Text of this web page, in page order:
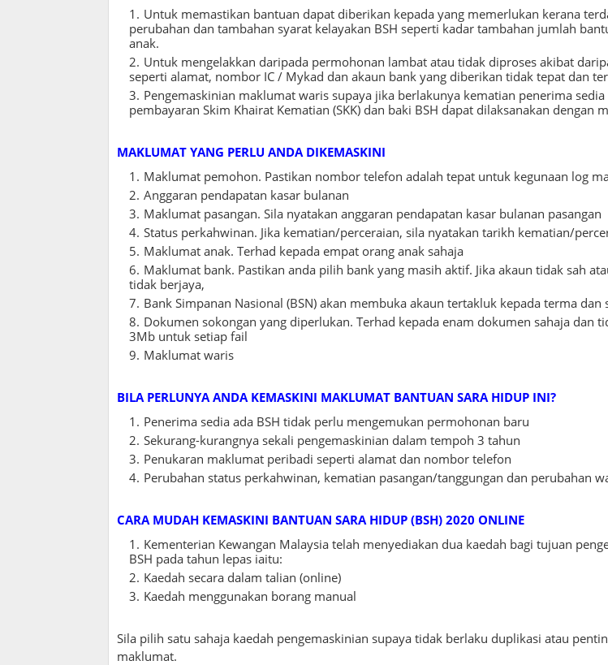
Untuk memastikan bantuan dapat diberikan kepada yang memerlukan kerana
perubahan dan tambahan syarat kelayakan BSH seperti kadar tambahan jumlah
anak.
Untuk mengelakkan daripada permohonan lambat atau tidak diproses akibat
seperti alamat, nombor IC / Mykad dan akaun bank yang diberikan tidak tepat dan
Pengemaskinian maklumat waris supaya jika berlakunya kematian penerima sedia
pembayaran Skim Khairat Kematian (SKK) dan baki BSH dapat dilaksanakan dengan
MAKLUMAT YANG PERLU ANDA DIKEMASKINI
Maklumat pemohon. Pastikan nombor telefon adalah tepat untuk kegunaan log
Anggaran pendapatan kasar bulanan
Maklumat pasangan. Sila nyatakan anggaran pendapatan kasar bulanan pasangan
Status perkahwinan. Jika kematian/perceraian, sila nyatakan tarikh kematian/
Maklumat anak. Terhad kepada empat orang anak sahaja
Maklumat bank. Pastikan anda pilih bank yang masih aktif. Jika akaun tidak sah
tidak berjaya,
Bank Simpanan Nasional (BSN) akan membuka akaun tertakluk kepada terma dan
Dokumen sokongan yang diperlukan. Terhad kepada enam dokumen sahaja dan
3Mb untuk setiap fail
Maklumat waris
BILA PERLUNYA ANDA KEMASKINI MAKLUMAT BANTUAN SARA HIDUP INI?
Penerima sedia ada BSH tidak perlu mengemukan permohonan baru
Sekurang-kurangnya sekali pengemaskinian dalam tempoh 3 tahun
Penukaran maklumat peribadi seperti alamat dan nombor telefon
Perubahan status perkahwinan, kematian pasangan/tanggungan dan perubahan
CARA MUDAH KEMASKINI BANTUAN SARA HIDUP (BSH) 2020 ONLINE
Kementerian Kewangan Malaysia telah menyediakan dua kaedah bagi tujuan
BSH pada tahun lepas iaitu:
Kaedah secara dalam talian (online)
Kaedah menggunakan borang manual
Sila pilih satu sahaja kaedah pengemaskinian supaya tidak berlaku duplikasi atau
maklumat.